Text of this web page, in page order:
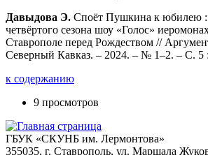
Давыдова Э. Споёт Пушкина к юбилею :
четвёртого сезона шоу «Голос»
Ставрополе перед Рождеством //
Северный Кавказ. – 2024. – № 1–2. – С. 5
к содержанию
9 просмотров
ГБУК «СКУНБ им. Лермонтова»
355035, г. Ставрополь, ул. Маршала